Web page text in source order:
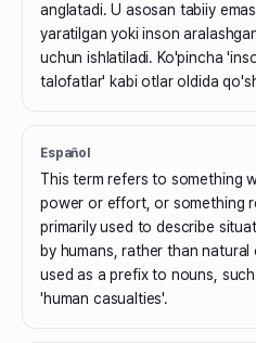
anglatadi. U asosan tabiiy
yaratilgan yoki inson
uchun ishlatiladi. Ko'pincha
talofatlar' kabi otlar oldida
Español
This term refers to something
power or effort, or something
primarily used to describe
by humans, rather than
used as a prefix to nouns,
'human casualties'.